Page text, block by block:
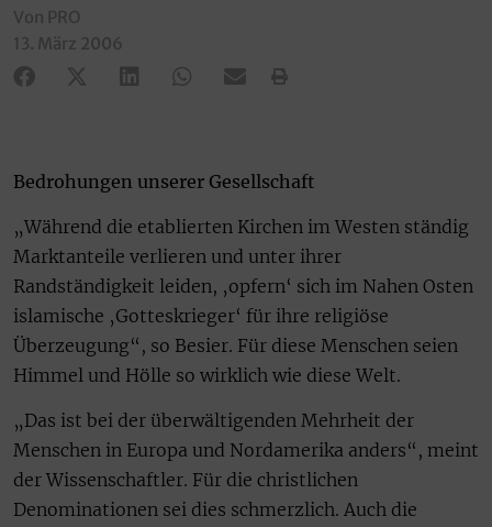
Von PRO
13. März 2006
Bedrohungen unserer Gesellschaft
„Während die etablierten Kirchen im Westen ständig
Marktanteile verlieren und unter ihrer
Randständigkeit leiden, ‚opfern‘ sich im Nahen Osten
islamische ‚Gotteskrieger‘ für ihre religiöse
Überzeugung“, so Besier. Für diese Menschen seien
Himmel und Hölle so wirklich wie diese Welt.
„Das ist bei der überwältigenden Mehrheit der
Menschen in Europa und Nordamerika anders“, meint
der Wissenschaftler. Für die christlichen
Denominationen sei dies schmerzlich. Auch die